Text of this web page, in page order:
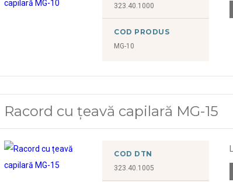
323.40.1000
COD PRODUS
MG-10
Racord cu țeavă capilară MG-15
COD DTN
323.40.1005